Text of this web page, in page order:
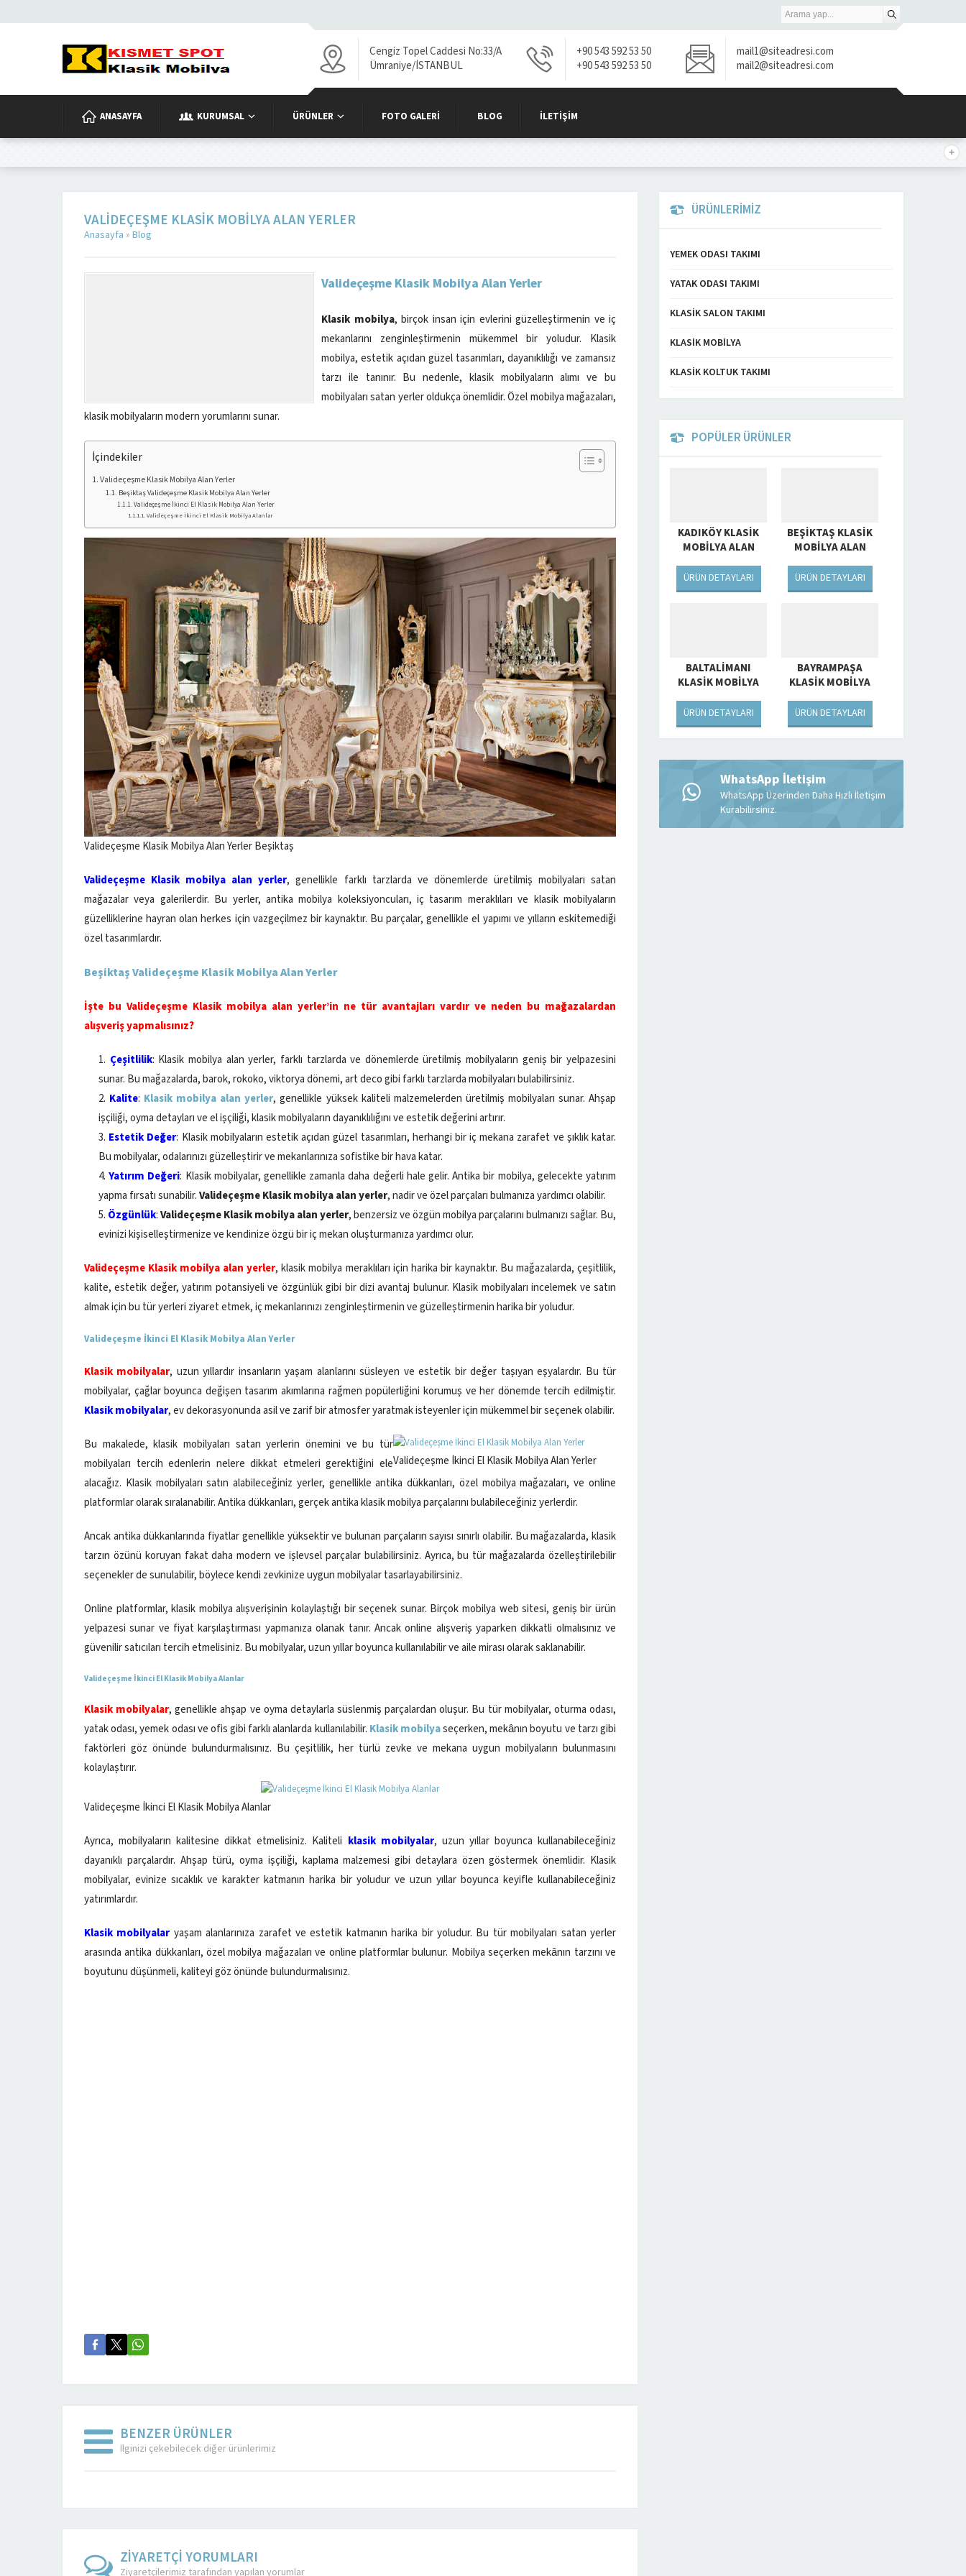
Cengiz Topel Caddesi No:33/A
Ümraniye/İSTANBUL
+90 543 592 53 50
+90 543 592 53 50
mail1@siteadresi.com
mail2@siteadresi.com
ANASAYFA KURUMSAL ÜRÜNLER FOTO GALERI BLOG İLETIŞIM
VALIDEÇEŞME KLASIK MOBILYA ALAN YERLER
Anasayfa » Blog
Valideçeşme Klasik Mobilya Alan Yerler
Klasik mobilya, birçok insan için evlerini güzelleştirmenin ve iç
mekanlarını zenginleştirmenin mükemmel bir yoludur. Klasik
mobilya, estetik açıdan güzel tasarımları, dayanıklılığı ve zamansız
tarzı ile tanınır. Bu nedenle, klasik mobilyaların alımı ve bu
mobilyaları satan yerler oldukça önemlidir. Özel mobilya mağazaları,
klasik mobilyaların modern yorumlarını sunar.
İçindekiler
Valideçeşme Klasik Mobilya Alan Yerler
Beşiktaş Valideçeşme Klasik Mobilya Alan Yerler
Valideçeşme İkinci El Klasik Mobilya Alan Yerler
Valideçeşme İkinci El Klasik Mobilya Alanlar
Valideçeşme Klasik Mobilya Alan Yerler Beşiktaş
Valideçeşme Klasik mobilya alan yerler, genellikle farklı tarzlarda ve dönemlerde üretilmiş mobilyaları satan
mağazalar veya galerilerdir. Bu yerler, antika mobilya koleksiyoncuları, iç tasarım meraklıları ve klasik mobilyaların
güzelliklerine hayran olan herkes için vazgeçilmez bir kaynaktır. Bu parçalar, genellikle el yapımı ve yılların eskitemediği
özel tasarımlardır.
Beşiktaş Valideçeşme Klasik Mobilya Alan Yerler
İşte bu Valideçeşme Klasik mobilya alan yerler’in ne tür avantajları vardır ve neden bu mağazalardan
alışveriş yapmalısınız?
Çeşitlilik: Klasik mobilya alan yerler, farklı tarzlarda ve dönemlerde üretilmiş mobilyaların geniş bir yelpazesini
sunar. Bu mağazalarda, barok, rokoko, viktorya dönemi, art deco gibi farklı tarzlarda mobilyaları bulabilirsiniz.
Kalite: Klasik mobilya alan yerler, genellikle yüksek kaliteli malzemelerden üretilmiş mobilyaları sunar. Ahşap
işçiliği, oyma detayları ve el işçiliği, klasik mobilyaların dayanıklılığını ve estetik değerini artırır.
Estetik Değer: Klasik mobilyaların estetik açıdan güzel tasarımları, herhangi bir iç mekana zarafet ve şıklık katar.
Bu mobilyalar, odalarınızı güzelleştirir ve mekanlarınıza sofistike bir hava katar.
Yatırım Değeri: Klasik mobilyalar, genellikle zamanla daha değerli hale gelir. Antika bir mobilya, gelecekte yatırım
yapma fırsatı sunabilir.Valideçeşme Klasik mobilya alan yerler, nadir ve özel parçaları bulmanıza yardımcı olabilir.
Özgünlük:Valideçeşme Klasik mobilya alan yerler, benzersiz ve özgün mobilya parçalarını bulmanızı sağlar. Bu,
evinizi kişiselleştirmenize ve kendinize özgü bir iç mekan oluşturmanıza yardımcı olur.
Valideçeşme Klasik mobilya alan yerler, klasik mobilya meraklıları için harika bir kaynaktır. Bu mağazalarda, çeşitlilik,
kalite, estetik değer, yatırım potansiyeli ve özgünlük gibi bir dizi avantaj bulunur. Klasik mobilyaları incelemek ve satın
almak için bu tür yerleri ziyaret etmek, iç mekanlarınızı zenginleştirmenin ve güzelleştirmenin harika bir yoludur.
Valideçeşme İkinci El Klasik Mobilya Alan Yerler
Klasik mobilyalar, uzun yıllardır insanların yaşam alanlarını süsleyen ve estetik bir değer taşıyan eşyalardır. Bu tür
mobilyalar, çağlar boyunca değişen tasarım akımlarına rağmen popülerliğini korumuş ve her dönemde tercih edilmiştir.
Klasik mobilyalar, ev dekorasyonunda asil ve zarif bir atmosfer yaratmak isteyenler için mükemmel bir seçenek olabilir.
Valideçeşme İkinci El Klasik Mobilya Alan Yerler
Bu makalede, klasik mobilyaları satan yerlerin önemini ve bu tür
mobilyaları tercih edenlerin nelere dikkat etmeleri gerektiğini ele
alacağız. Klasik mobilyaları satın alabileceğiniz yerler, genellikle antika dükkanları, özel mobilya mağazaları, ve online
platformlar olarak sıralanabilir. Antika dükkanları, gerçek antika klasik mobilya parçalarını bulabileceğiniz yerlerdir.
Ancak antika dükkanlarında fiyatlar genellikle yüksektir ve bulunan parçaların sayısı sınırlı olabilir. Bu mağazalarda, klasik
tarzın özünü koruyan fakat daha modern ve işlevsel parçalar bulabilirsiniz. Ayrıca, bu tür mağazalarda özelleştirilebilir
seçenekler de sunulabilir, böylece kendi zevkinize uygun mobilyalar tasarlayabilirsiniz.
Online platformlar, klasik mobilya alışverişinin kolaylaştığı bir seçenek sunar. Birçok mobilya web sitesi, geniş bir ürün
yelpazesi sunar ve fiyat karşılaştırması yapmanıza olanak tanır. Ancak online alışveriş yaparken dikkatli olmalısınız ve
güvenilir satıcıları tercih etmelisiniz. Bu mobilyalar, uzun yıllar boyunca kullanılabilir ve aile mirası olarak saklanabilir.
Valideçeşme İkinci El Klasik Mobilya Alanlar
Klasik mobilyalar, genellikle ahşap ve oyma detaylarla süslenmiş parçalardan oluşur. Bu tür mobilyalar, oturma odası,
yatak odası, yemek odası ve ofis gibi farklı alanlarda kullanılabilir. Klasik mobilyaseçerken, mekânın boyutu ve tarzı gibi
faktörleri göz önünde bulundurmalısınız. Bu çeşitlilik, her türlü zevke ve mekana uygun mobilyaların bulunmasını
kolaylaştırır.
Valideçeşme İkinci El Klasik Mobilya Alanlar
Ayrıca, mobilyaların kalitesine dikkat etmelisiniz. Kaliteli klasik mobilyalar, uzun yıllar boyunca kullanabileceğiniz
dayanıklı parçalardır. Ahşap türü, oyma işçiliği, kaplama malzemesi gibi detaylara özen göstermek önemlidir. Klasik
mobilyalar, evinize sıcaklık ve karakter katmanın harika bir yoludur ve uzun yıllar boyunca keyifle kullanabileceğiniz
yatırımlardır.
Klasik mobilyalar yaşam alanlarınıza zarafet ve estetik katmanın harika bir yoludur. Bu tür mobilyaları satan yerler
arasında antika dükkanları, özel mobilya mağazaları ve online platformlar bulunur. Mobilya seçerken mekânın tarzını ve
boyutunu düşünmeli, kaliteyi göz önünde bulundurmalısınız.
BENZER ÜRÜNLER
İlginizi çekebilecek diğer ürünlerimiz
ZİYARETÇİ YORUMLARI
Ziyaretçilerimiz tarafından yapılan yorumlar
ÜRÜNLERİMİZ
YEMEK ODASI TAKIMI
YATAK ODASI TAKIMI
KLASIK SALON TAKIMI
KLASIK MOBILYA
KLASIK KOLTUK TAKIMI
POPÜLER ÜRÜNLER
KADIKÖY KLASIK
MOBILYA ALAN
ÜRÜN DETAYLARI
BEŞIKTAŞ KLASIK
MOBILYA ALAN
ÜRÜN DETAYLARI
BALTALIMANI
KLASIK MOBILYA
ÜRÜN DETAYLARI
BAYRAMPAŞA
KLASIK MOBILYA
ÜRÜN DETAYLARI
WhatsApp İletişim
WhatsApp Üzerinden Daha Hızlı İletişim
Kurabilirsiniz.